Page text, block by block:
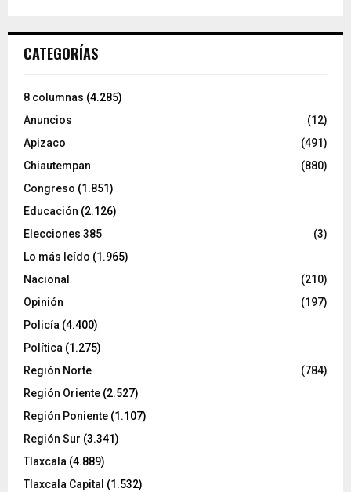
CATEGORÍAS
8 columnas (4.285)
Anuncios
(12)
Apizaco
(491)
Chiautempan
(880)
Congreso (1.851)
Educación (2.126)
Elecciones 385
(3)
Lo más leído (1.965)
Nacional
(210)
Opinión
(197)
Policía (4.400)
Política (1.275)
Región Norte
(784)
Región Oriente (2.527)
Región Poniente (1.107)
Región Sur (3.341)
Tlaxcala (4.889)
Tlaxcala Capital (1.532)